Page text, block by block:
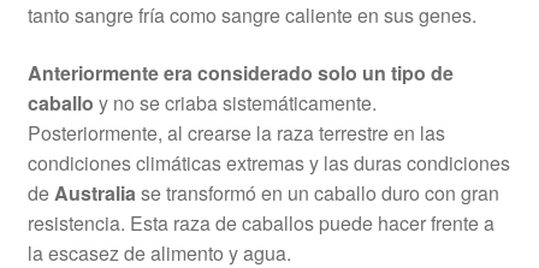
tanto sangre fría como sangre caliente en sus genes.
Anteriormente era considerado solo un tipo de
caballo y no se criaba sistemáticamente.
Posteriormente, al crearse la raza terrestre en las
condiciones climáticas extremas y las duras condiciones
deAustraliase transformó en un caballo duro con gran
resistencia. Esta raza de caballos puede hacer frente a
la escasez de alimento y agua.